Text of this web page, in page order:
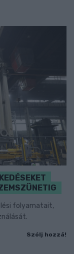
folyamatait,
Szólj hozzá!